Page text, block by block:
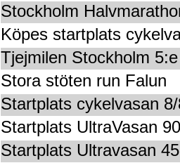
Stockholm
Köpes startplats
Tjejmilen Stockholm
Stora stöten run Falun
Startplats cykelvasan
Startplats UltraVasan 90
Startplats Ultravasan 45